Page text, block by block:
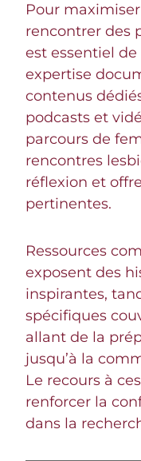
Pour
rencontrer des
est essentiel de
expertise
contenus
podcasts et
parcours de
rencontres
réflexion et
pertinentes.
Ressources
exposent des
inspirantes,
spécifiques
allant de la
jusqu’à la
Le recours à
renforcer la
dans la